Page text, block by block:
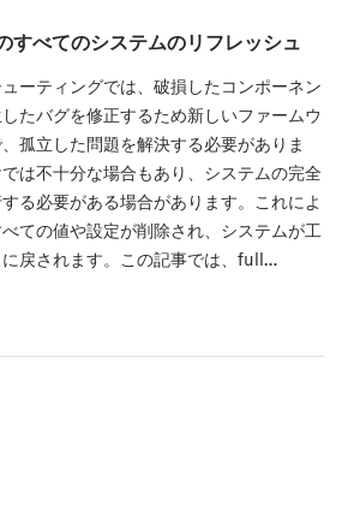
べてのシステムのリフレッシュ
ーティングでは、破損したコンポーネン
たバグを修正するため新しいファームウ
孤立した問題を解決する必要がありま
は不十分な場合もあり、システムの完全
る必要がある場合があります。これによ
ての値や設定が削除され、システムが工
戻されます。この記事では、full…